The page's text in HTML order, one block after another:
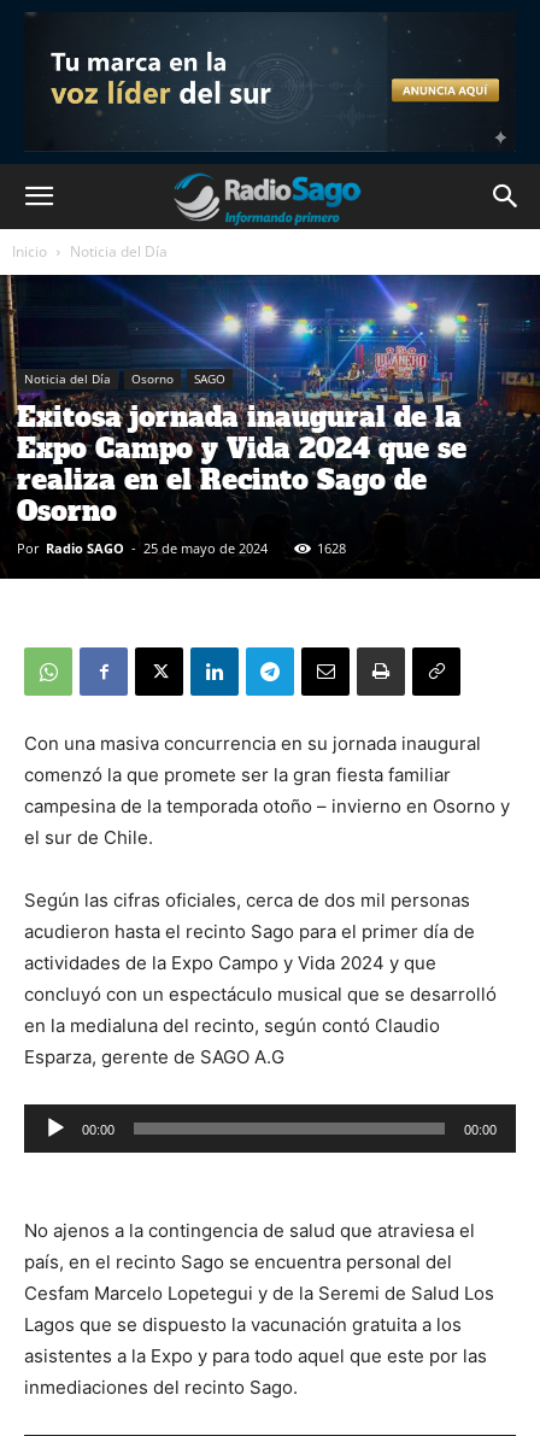
Inicio Noticia del Día
Noticia del Día Osorno SAGO
Exitosa jornada inaugural de la
Expo Campo y Vida 2024 que se
realiza en el Recinto Sago de
Osorno
Por Radio SAGO - 25 de mayo de 2024 1628
Con una masiva concurrencia en su jornada inaugural
comenzó la que promete ser la gran fiesta familiar
campesina de la temporada otoño – invierno en Osorno y
el sur de Chile.
Según las cifras oficiales, cerca de dos mil personas
acudieron hasta el recinto Sago para el primer día de
actividades de la Expo Campo y Vida 2024 y que
concluyó con un espectáculo musical que se desarrolló
en la medialuna del recinto, según contó Claudio
Esparza, gerente de SAGO A.G
Reproductor
de
00:00 00:00
No ajenos a la contingencia de salud que atraviesa el
país, en el recinto Sago se encuentra personal del
Cesfam Marcelo Lopetegui y de la Seremi de Salud Los
Lagos que se dispuesto la vacunación gratuita a los
asistentes a la Expo y para todo aquel que este por las
inmediaciones del recinto Sago.